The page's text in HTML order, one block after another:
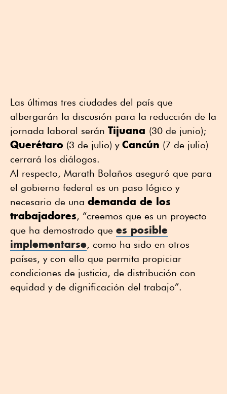
Las últimas tres ciudades del país que
albergarán la discusión para la reducción de la
jornada laboral serán Tijuana (30 de junio);
Querétaro (3 de julio) y Cancún (7 de julio)
cerrará los diálogos.
Al respecto, Marath Bolaños aseguró que para
el gobierno federal es un paso lógico y
necesario de una demanda de los
trabajadores, “creemos que es un proyecto
que ha demostrado que es posible
implementarse, como ha sido en otros
países, y con ello que permita propiciar
condiciones de justicia, de distribución con
equidad y de dignificación del trabajo”.